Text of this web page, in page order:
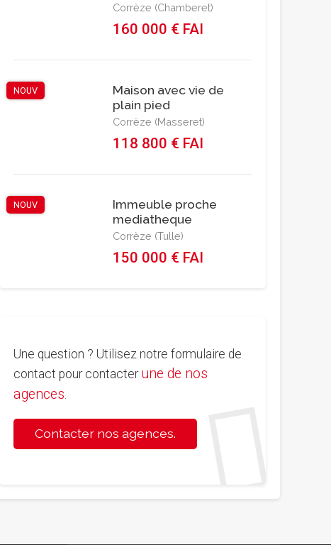
Corrèze (Chamberet)
160 000 € FAI
NOUV
Maison avec vie de
plain pied
Corrèze (Masseret)
118 800 € FAI
NOUV
Immeuble proche
mediatheque
Corrèze (Tulle)
150 000 € FAI
Une question ? Utilisez notre formulaire de
contact pour contacter une de nos
agences
Contacter nos agences.